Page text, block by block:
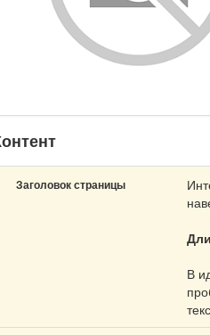
Заголовок страницы
В